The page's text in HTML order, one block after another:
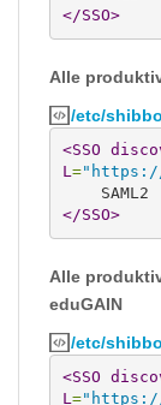
</SSO>
Alle
/etc/
<SSO
L="https://
</SSO>
Alle
eduGAIN
/etc/
<SSO
L="https://